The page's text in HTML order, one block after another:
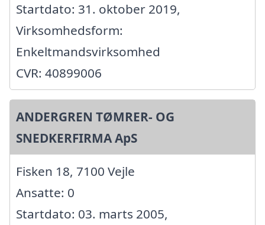
Startdato: 31. oktober 2019,
Virksomhedsform:
Enkeltmandsvirksomhed
CVR: 40899006
ANDERGREN TØMRER- OG
SNEDKERFIRMA ApS
Fisken 18, 7100 Vejle
Ansatte: 0
Startdato: 03. marts 2005,